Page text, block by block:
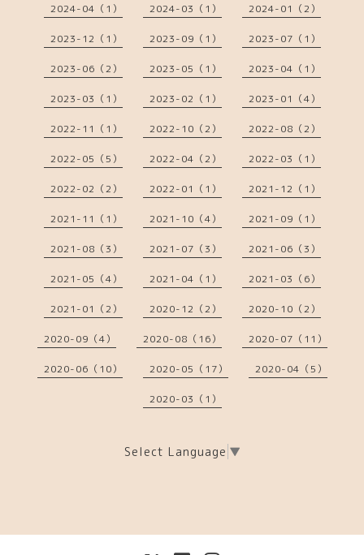
2024-04（1） 2024-03（1） 2024-01（2）
2023-12（1） 2023-09（1） 2023-07（1）
2023-06（2） 2023-05（1） 2023-04（1）
2023-03（1） 2023-02（1） 2023-01（4）
2022-11（1） 2022-10（2） 2022-08（2）
2022-05（5） 2022-04（2） 2022-03（1）
2022-02（2） 2022-01（1） 2021-12（1）
2021-11（1） 2021-10（4） 2021-09（1）
2021-08（3） 2021-07（3） 2021-06（3）
2021-05（4） 2021-04（1） 2021-03（6）
2021-01（2） 2020-12（2） 2020-10（2）
2020-09（4） 2020-08（16） 2020-07（11）
2020-06（10） 2020-05（17） 2020-04（5）
2020-03（1）
Select Language ▼